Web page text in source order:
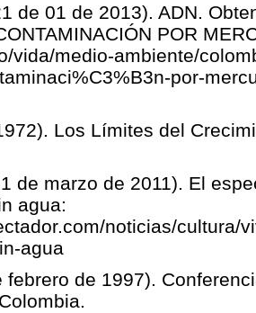
de 01 de 2013). ADN.
POR
vida/medio-ambiente/
por-
Los Límites del
de marzo de 2011). El
agua:
noticias/cultura/
agua
febrero de 1997).